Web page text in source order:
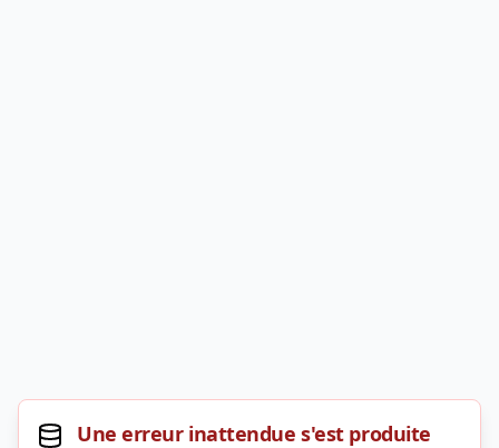
Une erreur inattendue s'est produite